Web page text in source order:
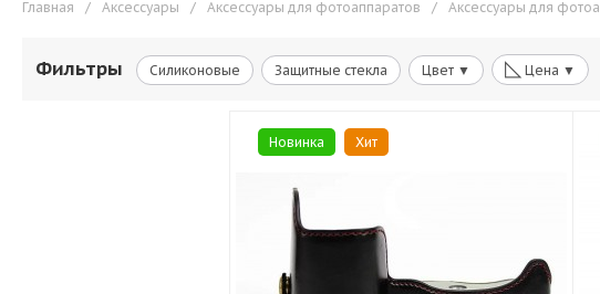
Главная / Аксессуары / Аксессуары для фотоаппаратов / Аксессуары для
Фильтры Силиконовые Защитные стекла Цвет ▼ ◺ Цена ▼
Новинка Хит